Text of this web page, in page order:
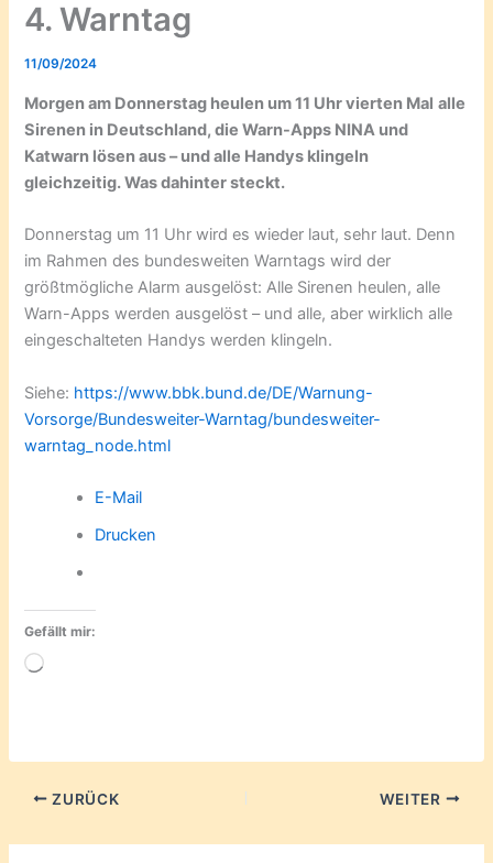
4. Warntag
11/09/2024
Morgen am Donnerstag heulen um 11 Uhr vierten Mal alle
Sirenen in Deutschland, die Warn-Apps NINA und
Katwarn lösen aus – und alle Handys klingeln
gleichzeitig. Was dahinter steckt.
Donnerstag um 11 Uhr wird es wieder laut, sehr laut. Denn
im Rahmen des bundesweiten Warntags wird der
größtmögliche Alarm ausgelöst: Alle Sirenen heulen, alle
Warn-Apps werden ausgelöst – und alle, aber wirklich alle
eingeschalteten Handys werden klingeln.
Siehe: https://www.bbk.bund.de/DE/Warnung-
Vorsorge/Bundesweiter-Warntag/bundesweiter-
warntag_node.html
E-Mail
Drucken
Gefällt mir:
Wird
ZURÜCK WEITER